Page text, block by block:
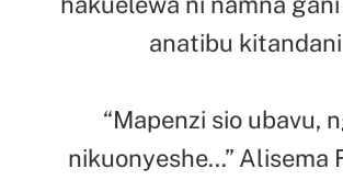
anatibu kitandani
“Mapenzi sio ubavu,
nikuonyeshe…” Alisema